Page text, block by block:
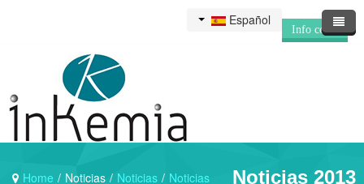
Info corp.
Español
Home / Noticias / Noticias / Noticias Noticias 2013
Sobre Inkemia